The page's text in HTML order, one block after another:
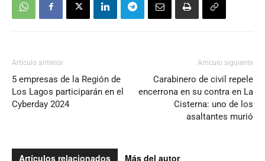
Artículo anterior
5 empresas de la Región de
Los Lagos participarán en el
Cyberday 2024
Artículo siguiente
Carabinero de civil repele
encerrona en su contra en La
Cisterna: uno de los
asaltantes murió
Artículos relacionados Más del autor